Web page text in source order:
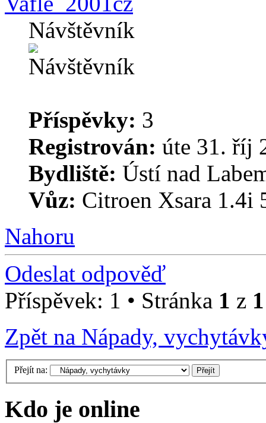
Návštěvník
Příspěvky: 3
Registrován: úte 31. říj
Bydliště: Ústí nad
Vůz: Citroen Xsara 1.4i
Nahoru
Odeslat odpověď
Příspěvek: 1 • Stránka 1 z 1
Zpět na Nápady,
Přejít na:
Kdo je online